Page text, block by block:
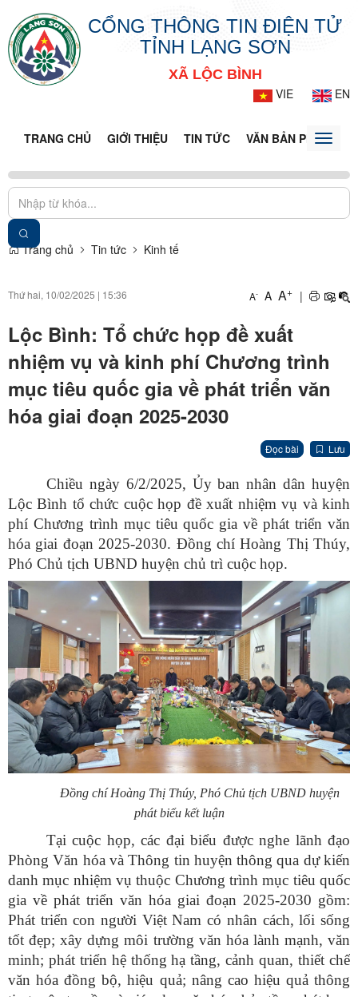
CỔNG THÔNG TIN ĐIỆN TỬ
TỈNH LẠNG SƠN
XÃ LỘC BÌNH
VIE
EN
TRANG CHỦ GIỚI THIỆU TIN TỨC VĂN BẢN PHÁPToggle
Trang chủ Tin tức Kinh tế
Thứ hai, 10/02/2025 | 15:36 A- A A+ |
Lộc Bình: Tổ chức họp đề xuất
nhiệm vụ và kinh phí Chương trình
mục tiêu quốc gia về phát triển văn
hóa giai đoạn 2025-2030
Đọc bài Lưu
Chiều ngày 6/2/2025, Ủy ban nhân dân huyện
Lộc Bình tổ chức cuộc họp đề xuất nhiệm vụ và kinh
phí Chương trình mục tiêu quốc gia về phát triển văn
hóa giai đoạn 2025-2030. Đồng chí Hoàng Thị Thúy,
Phó Chủ tịch UBND huyện chủ trì cuộc họp.
Đồng chí Hoàng Thị Thúy, Phó Chủ tịch UBND huyện
phát biểu kết luận
Tại cuộc họp, các đại biểu được nghe lãnh đạo
Phòng Văn hóa và Thông tin huyện thông qua dự kiến
danh mục nhiệm vụ thuộc Chương trình mục tiêu quốc
gia về phát triển văn hóa giai đoạn 2025-2030 gồm:
Phát triển con người Việt Nam có nhân cách, lối sống
tốt đẹp; xây dựng môi trường văn hóa lành mạnh, văn
minh; phát triển hệ thống hạ tầng, cảnh quan, thiết chế
văn hóa đồng bộ, hiệu quả; nâng cao hiệu quả thông